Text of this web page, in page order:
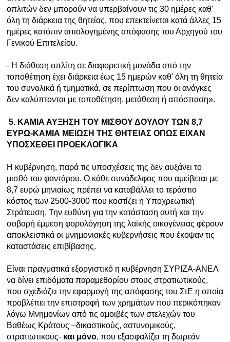
οπλιτών δεν μπορούν να υπερβαίνουν τις 30 ημέρες καθ'
όλη τη διάρκεια της θητείας, που επεκτείνεται κατά άλλες 15
ημέρες κατόπιν αιτιολογημένης απόφασης του Αρχηγού του
Γενικού Επιτελείου.
- Η διάθεση οπλίτη σε διαφορετική μονάδα από την
τοποθέτηση έχει διάρκεια έως 15 ημερών καθ' όλη τη θητεία
του συνολικά ή τμηματικά, σε περίπτωση που οι ανάγκες
δεν καλύπτονται με τοποθέτηση, μετάθεση ή απόσπαση».
5. ΚΑΜΙΑ ΑΥΞΗΣΗ ΤΟΥ ΜΙΣΘΟΥ ΔΟΥΛΟΥ ΤΩΝ 8,7
ΕΥΡΩ-ΚΑΜΙΑ ΜΕΙΩΣΗ ΤΗΣ ΘΗΤΕΙΑΣ ΟΠΩΣ ΕΙΧΑΝ
ΥΠΟΣΧΕΘΕΙ ΠΡΟΕΚΛΟΓΙΚΑ
Η κυβέρνηση, παρά τις υποσχέσεις της δεν αυξάνει το
μισθό του φαντάρου. Ο κάθε συνάδελφος που αμείβεται με
8,7 ευρώ μηνιαίως πρέπει να καταβάλλει το τεράστιο
κόστος των 2500-3000 που κοστίζει η Υποχρεωτική
Στράτευση. Την ευθύνη για την κατάσταση αυτή και την
σοβαρή έμμεση φορολόγηση της λαϊκής οικογένειας φέρουν
αποκλειστικά οι μνημονιακές κυβερνήσεις που έκοψαν τις
καταστάσεις επιβίβασης.
Είναι πραγματικά εξοργιστικό η κυβέρνηση ΣΥΡΙΖΑ-ΑΝΕΛ
να δίνει επιδόματα παραμεθορίου στους στρατιωτικούς,
που σχεδιάζει την εφαρμογή της απόφασης του ΣτΕ η οποία
προβλέπει την επιστροφή των χρημάτων που περικόπηκαν
λόγω Μνημονίων από τις αμοιβές των στελεχών του
Βαθέως Κράτους –δικαστικούς, αστυνομικούς,
στρατιωτικούς- και μόνο, που εξασφαλίζει τη δωρεάν